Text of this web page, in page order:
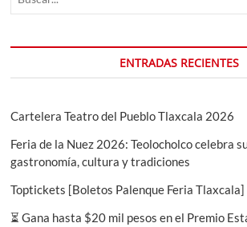
ENTRADAS RECIENTES
Cartelera Teatro del Pueblo Tlaxcala 2026
Feria de la Nuez 2026: Teolocholco celebra
gastronomía, cultura y tradiciones
Toptickets [Boletos Palenque Feria
⏳ Gana hasta $20 mil pesos en el Premio